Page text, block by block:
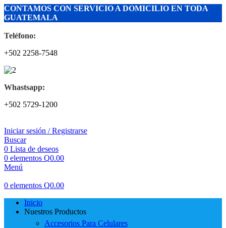
CONTAMOS CON SERVICIO A DOMICILIO EN TODA
GUATEMALA
Teléfono:
+502 2258-7548
Whastsapp:
+502 5729-1200
Iniciar sesión / Registrarse
Buscar
0 Lista de deseos
0 elementos Q0.00
Menú
0 elementos Q0.00
Inicio
Nuestros Productos
Accesorios Para Celulares